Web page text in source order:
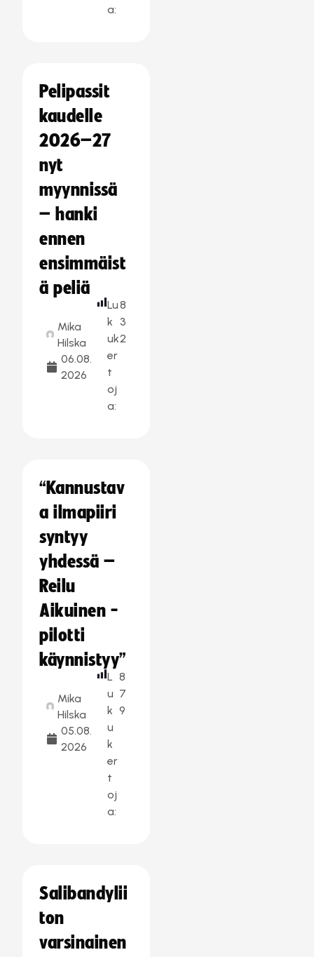
a:
Pelipassit
kaudelle
2026–27
nyt
myynnissä
– hanki
ennen
ensimmäist
ä peliä
Mika
Hilska
06.08.
2026
Lu
k
uk
er
t
oj
a:
8
3
2
“Kannustav
a ilmapiiri
syntyy
yhdessä –
Reilu
Aikuinen -
pilotti
käynnistyy”
Mika
Hilska
05.08.
2026
L
u
k
u
k
er
t
oj
a:
8
7
9
Salibandylii
ton
varsinainen